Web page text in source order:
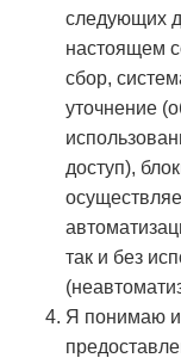
следующих
настоящем
сбор,
уточнение
доступ),
так и без
Я понимаю и